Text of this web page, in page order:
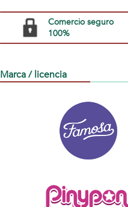
Comercio seguro
100%
Marca / licencia